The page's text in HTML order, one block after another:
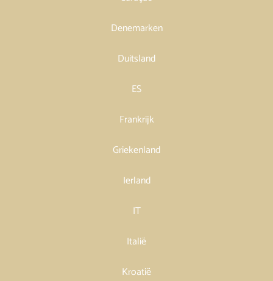
Denemarken
Duitsland
ES
Frankrijk
Griekenland
Ierland
IT
Italië
Kroatië